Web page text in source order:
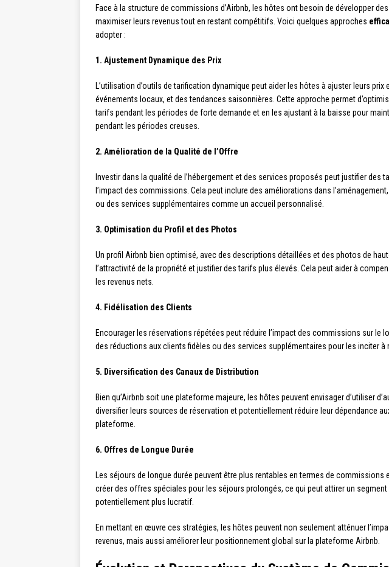
Face à la structure de commissions d’Airbnb, les hôtes ont besoin de développer
maximiser leurs revenus tout en restant compétitifs. Voici quelques approches
adopter :
1. Ajustement Dynamique des Prix
L’utilisation d’outils de tarification dynamique peut aider les hôtes à ajuster leurs
événements locaux, et des tendances saisonnières. Cette approche permet
tarifs pendant les périodes de forte demande et en les ajustant à la baisse pour
pendant les périodes creuses.
2. Amélioration de la Qualité de l’Offre
Investir dans la qualité de l’hébergement et des services proposés peut justifier des
l’impact des commissions. Cela peut inclure des améliorations dans
ou des services supplémentaires comme un accueil personnalisé.
3. Optimisation du Profil et des Photos
Un profil Airbnb bien optimisé, avec des descriptions détaillées et des photos de
l’attractivité de la propriété et justifier des tarifs plus élevés. Cela peut aider à
les revenus nets.
4. Fidélisation des Clients
Encourager les réservations répétées peut réduire l’impact des commissions sur le
des réductions aux clients fidèles ou des services supplémentaires pour les inciter à
5. Diversification des Canaux de Distribution
Bien qu’Airbnb soit une plateforme majeure, les hôtes peuvent envisager d’utiliser
diversifier leurs sources de réservation et potentiellement réduire leur dépendance
plateforme.
6. Offres de Longue Durée
Les séjours de longue durée peuvent être plus rentables en termes de commissions
créer des offres spéciales pour les séjours prolongés, ce qui peut attirer un
potentiellement plus lucratif.
En mettant en œuvre ces stratégies, les hôtes peuvent non seulement atténuer
revenus, mais aussi améliorer leur positionnement global sur la plateforme Airbnb.